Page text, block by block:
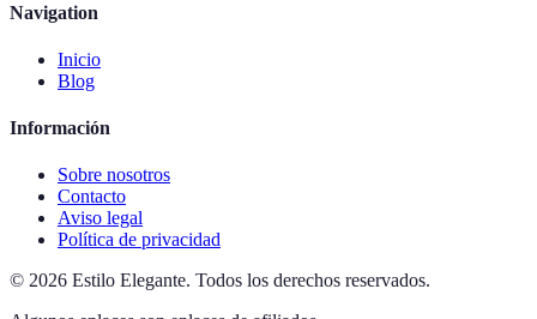
Navigation
Inicio
Blog
Información
Sobre nosotros
Contacto
Aviso legal
Política de privacidad
© 2026 Estilo Elegante. Todos los derechos reservados.